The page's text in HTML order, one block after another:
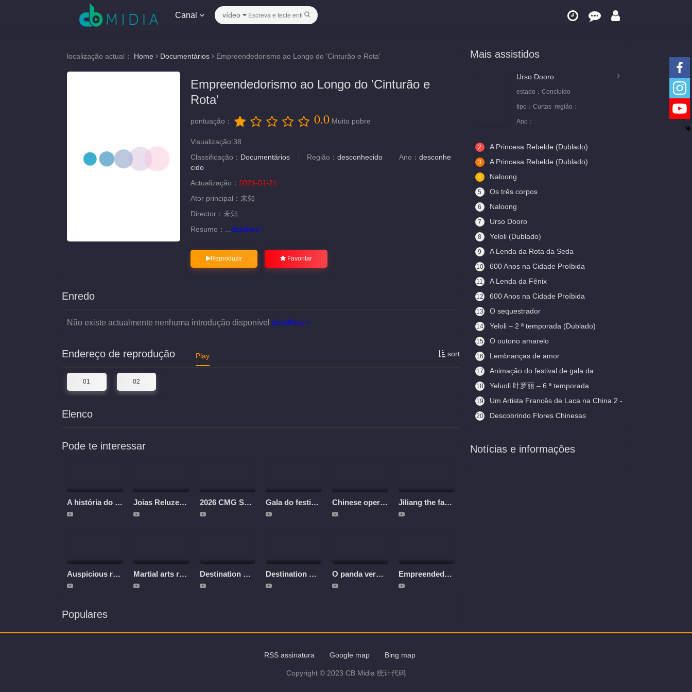
Canal vídeo
localização actual： Home Documentários Empreendedorismo ao Longo do 'Cinturão e Rota'
Empreendedorismo ao Longo do 'Cinturão e
Rota'
pontuação： 0.0 Muito pobre
Visualização:38
Classificação： Documentários Região： desconhecido Ano： desconhe
cido
Actualização： 2026-01-21
Ator principal： 未知
Director： 未知
Resumo：
detalhes
Reproduzir Favoritar
Enredo
Não existe actualmente nenhuma introdução disponível detalhes
sort
Endereço de reprodução Play
01 02
Elenco
Pode te interessar
A história do Chá de Fujian Joias Reluzentes - Patrimônios Culturais e Naturais em Fujian 2026 CMG Spring Festival Gala Gala do festival da primavera 2026 Chinese operas in Spring lights Jiliang the fantastical horse
Auspicious rain Martial arts robots Destination China: Ordos City, Inner Mongolia Destination China: Datong City, Shanxi Province O panda vermelho chinês Empreendedorismo ao Longo do 'Cinturão e Rota'
Populares
Mais assistidos
Urso Dooro
estado： Concluído
tipo： Curtas região：
Ano：
2 A Princesa Rebelde (Dublado)
3 A Princesa Rebelde (Dublado)
4 Naloong
5 Os três corpos
6 Naloong
7 Urso Dooro
8 Yeloli (Dublado)
9 A Lenda da Rota da Seda
10
600 Anos na Cidade Proíbida
(Legendado)
11 A Lenda da Fênix
12 600 Anos na Cidade Proíbida
13 O sequestrador
14 Yeloli – 2 ª temporada (Dublado)
15 O outono amarelo
16 Lembranças de amor
17
Animação do festival de gala da
primavera
18
Yeluoli 叶罗丽 – 6 ª temporada
(Legendado)
19
Um Artista Francês de Laca na China 2 -
Aceitando Aprendizes
20
Descobrindo Flores Chinesas
Notícias e informações
RSS assinatura Google map Bing map
Copyright © 2023 CB Midia 统计代码